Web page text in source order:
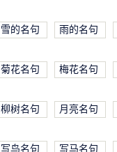
雪的名句 雨的名句
菊花名句 梅花名句
柳树名句 月亮名句
写鸟名句 写马名句